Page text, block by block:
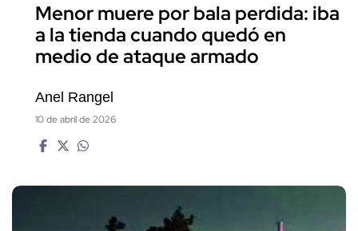
Menor muere por bala perdida: iba
a la tienda cuando quedó en
medio de ataque armado
Anel Rangel
10 de abril de 2026